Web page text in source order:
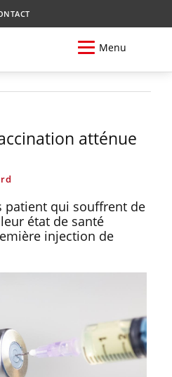
Menu
atténue
patient qui souffrent de
état de santé
injection de